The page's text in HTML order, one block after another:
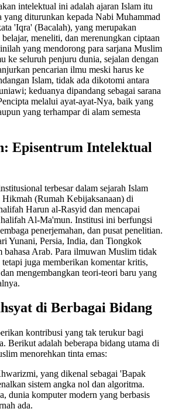
intelektual ini adalah ajaran Islam itu
yang diturunkan kepada Nabi Muhammad
'Iqra' (Bacalah), yang merupakan
meneliti, dan merenungkan ciptaan
yang mendorong para sarjana Muslim
ke seluruh penjuru dunia, sejalan dengan
pencarian ilmu meski harus ke
Islam, tidak ada dikotomi antara
keduanya dipandang sebagai sarana
melalui ayat-ayat-Nya, baik yang
yang terhampar di alam semesta
Episentrum Intelektual
terbesar dalam sejarah Islam
(Rumah Kebijaksanaan) di
Harun al-Rasyid dan mencapai
Al-Ma'mun. Institusi ini berfungsi
penerjemahan, dan pusat penelitian.
Yunani, Persia, India, dan Tiongkok
bahasa Arab. Para ilmuwan Muslim tidak
juga memberikan komentar kritis,
mengembangkan teori-teori baru yang
di Berbagai Bidang
kontribusi yang tak terukur bagi
Berikut adalah beberapa bidang utama di
menorehkan tinta emas:
yang dikenal sebagai 'Bapak
sistem angka nol dan algoritma.
dunia komputer modern yang berbasis
ada.